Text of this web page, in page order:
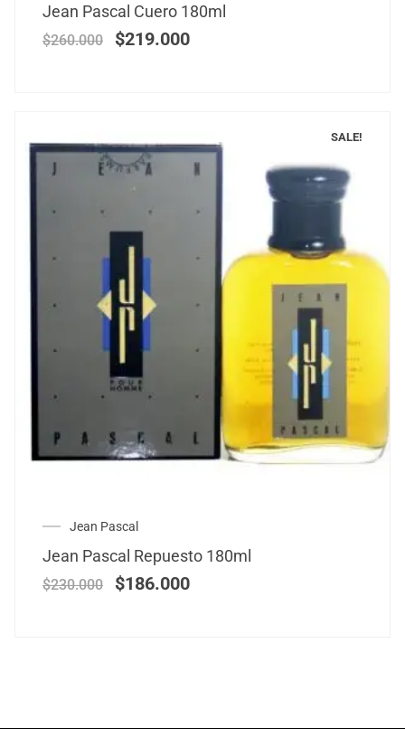
Jean Pascal Cuero 180ml
$260.000 $219.000
SALE!
Jean Pascal
Jean Pascal Repuesto 180ml
$230.000 $186.000